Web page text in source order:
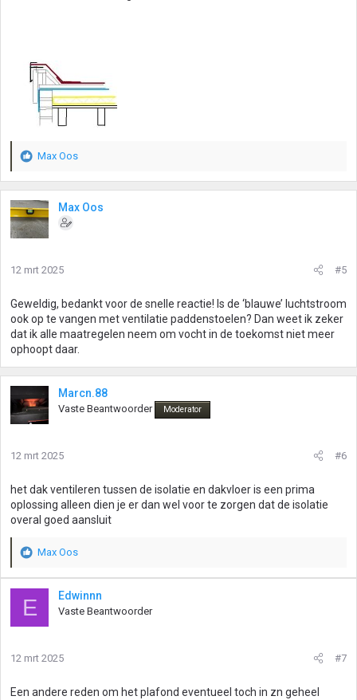
W
a
r
d
e
n
e
n
:
Max Oos
Max Oos
12 mrt 2025 #5
Geweldig, bedankt voor de snelle reactie! Is de ‘blauwe’ luchtstroom
ook op te vangen met ventilatie paddenstoelen? Dan weet ik zeker
dat ik alle maatregelen neem om vocht in de toekomst niet meer
ophoopt daar.
Marcn.88
Vaste Beantwoorder Moderator
12 mrt 2025 #6
het dak ventileren tussen de isolatie en dakvloer is een prima
oplossing alleen dien je er dan wel voor te zorgen dat de isolatie
overal goed aansluit
W
a
d
e
i
g
Max Oos
E Edwinnn
Vaste Beantwoorder
12 mrt 2025 #7
Een andere reden om het plafond eventueel toch in zn geheel